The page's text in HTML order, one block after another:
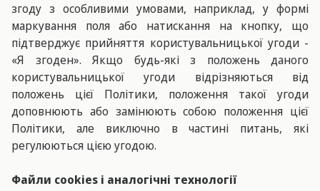
згоду з особливими умовами, наприклад, у формі
маркування поля або натискання на кнопку, що
підтверджує прийняття користувальницької угоди -
«Я згоден». Якщо будь-які з положень даного
користувальницької угоди відрізняються від
положень цієї Політики, положення такої угоди
доповнюють або замінюють собою положення цієї
Політики, але виключно в частині питань, які
регулюються цією угодою.
Файли cookies і аналогічні технології